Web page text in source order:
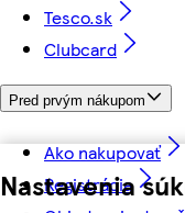
Nastavenia
Tesco.sk
Clubcard
Pred prvým nákupom
Ako nakupovať
Registrácia